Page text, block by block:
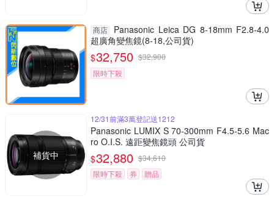
商店
Panasonic Leica DG 8-18mm F2.8-4.0
超廣角變焦鏡(8-18,公司貨)
$32,750 $32,900
限時下殺
補貨中
12/31前滿3萬登記送1212
Panasonic LUMIX S 70-300mm F4.5-5.6 Mac
ro O.I.S. 遠距變焦鏡頭 公司貨
$32,880 $34,610
限時下殺
券 贈品